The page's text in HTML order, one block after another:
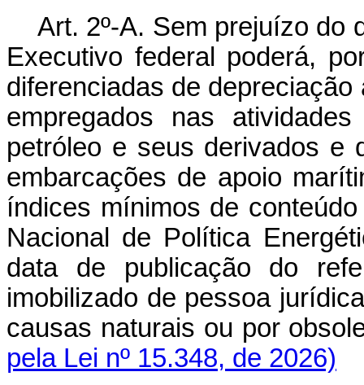
Art. 2º-A. Sem prejuízo do
Executivo federal poderá,
diferenciadas de
empregados nas
petróleo e seus derivados e
embarcações de apoio
índices mínimos de
Nacional de Política
data de publicação do
imobilizado de pessoa
causas naturais ou por
pela Lei nº 15.348, de 2026)